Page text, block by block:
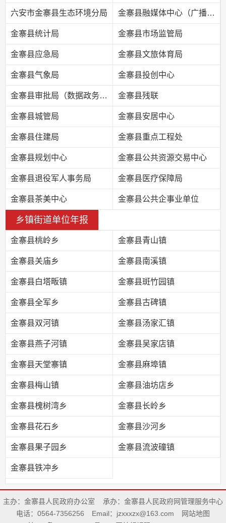
六安市金寨县生态环境分局 金寨县融媒体中心（广播电视台）
金寨县统计局 金寨县市场监管局
金寨县应急局 金寨县文旅体育局
金寨县气象局 金寨县投创中心
金寨县审批局（数据政务局） 金寨县残联
金寨县城管局 金寨县安居中心
金寨县住建局 金寨县重点工程处
金寨县规划中心 金寨县公共资源交易中心
金寨县退役军人事务局 金寨县医疗保障局
金寨县茶美中心 金寨县公共企事业单位
乡镇街道单位年报
金寨县桃岭乡 金寨县青山镇
金寨县关庙乡 金寨县南溪镇
金寨县白塔畈镇 金寨县斑竹园镇
金寨县全军乡 金寨县古碑镇
金寨县双河镇 金寨县汤家汇镇
金寨县燕子河镇 金寨县吴家店镇
金寨县天堂寨镇 金寨县麻埠镇
金寨县梅山镇 金寨县油坊店乡
金寨县槐树湾乡 金寨县长岭乡
金寨县花石乡 金寨县沙河乡
金寨县果子园乡 金寨县流波䃥镇
金寨县铁冲乡
主办：金寨县人民政府办公室
承办：金寨县人民政府网管理服务中心
电话：0564-7356256
Email：jzxxxzx@163.com
网站地图